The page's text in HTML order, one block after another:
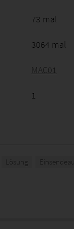
73 mal
3064 mal
MAC01
1
Lösung